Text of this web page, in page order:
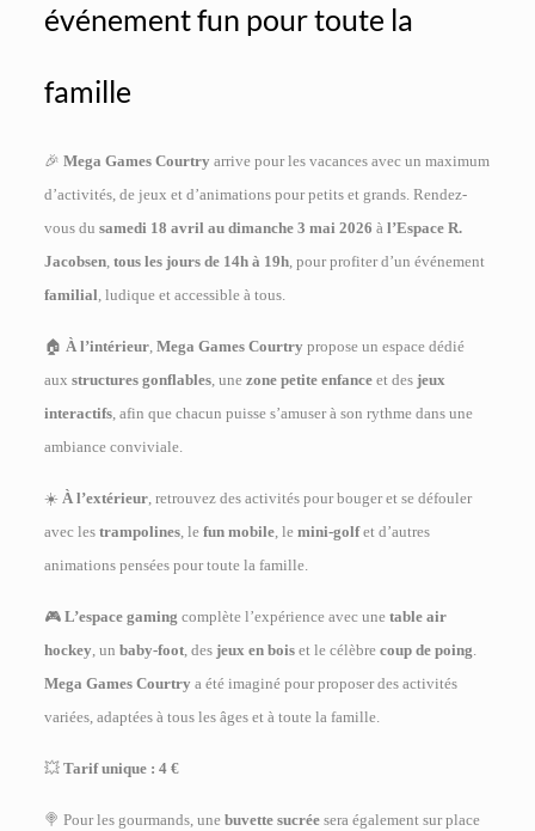
événement fun pour toute la
famille
🎉 Mega Games Courtry arrive pour les vacances avec un maximum
d’activités, de jeux et d’animations pour petits et grands. Rendez-
vous du samedi 18 avril au dimanche 3 mai 2026 à l’Espace R.
Jacobsen, tous les jours de 14h à 19h, pour profiter d’un événement
familial, ludique et accessible à tous.
🏠 À l’intérieur, Mega Games Courtry propose un espace dédié
aux structures gonflables, une zone petite enfanceet des jeux
interactifs, afin que chacun puisse s’amuser à son rythme dans une
ambiance conviviale.
☀️ À l’extérieur, retrouvez des activités pour bouger et se défouler
avec les trampolines, le fun mobile, le mini-golfet d’autres
animations pensées pour toute la famille.
🎮 L’espace gaming complète l’expérience avec une table air
hockey, un baby-foot, des jeux en boiset le célèbre coup de poing.
Mega Games Courtry a été imaginé pour proposer des activités
variées, adaptées à tous les âges et à toute la famille.
💥 Tarif unique : 4 €
🍭 Pour les gourmands, une buvette sucréesera également sur place